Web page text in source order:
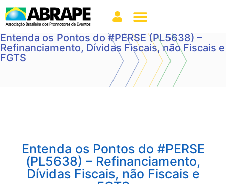
Entenda os Pontos do #PERSE​ (PL5638) –
Refinanciamento, Dívidas Fiscais, não Fiscais e
FGTS
Entenda os Pontos do #PERSE​
(PL5638) – Refinanciamento,
Dívidas Fiscais, não Fiscais e